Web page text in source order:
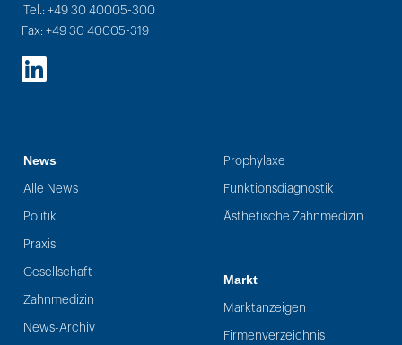
Tel.: +49 30 40005-300
Fax: +49 30 40005-319
LinkedIn
News
Alle News
Politik
Praxis
Gesellschaft
Zahnmedizin
News-Archiv
Prophylaxe
Funktionsdiagnostik
Ästhetische Zahnmedizin
Markt
Marktanzeigen
Firmenverzeichnis